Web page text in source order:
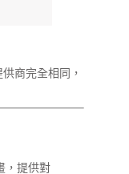
商完全相同，
，提供對